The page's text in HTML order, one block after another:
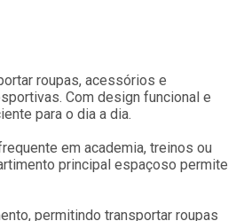
roupas, acessórios e
Com design funcional e
para o dia a dia.
em academia, treinos ou
principal espaçoso permite
permitindo transportar roupas